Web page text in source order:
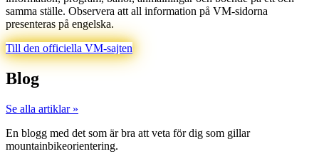
samma ställe. Observera att all information på VM-sidorna
presenteras på engelska.
Till den officiella VM-sajten
Blog
Se alla artiklar »
En blogg med det som är bra att veta för dig som gillar
mountainbikeorientering.